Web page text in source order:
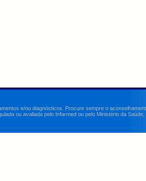
e/ou diagnósticos. Procure sempre o
ou avaliada pelo Infarmed ou pelo Ministério da